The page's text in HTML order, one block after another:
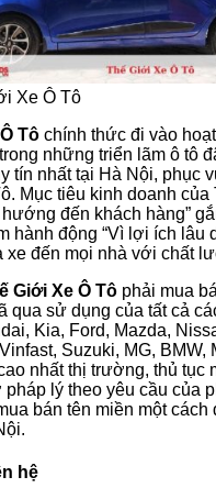
Xe Ô Tô
Tô chính thức đi vào
những triển lãm ô tô
tín nhất tại Hà Nội, phục
Mục tiêu kinh doanh của
hướng đến khách hàng”
hành động “Vì lợi ích lâu
xe đến mọi nhà với chất
Giới Xe Ô Tô phải mua
qua sử dụng của tất cả
Kia, Ford, Mazda,
Suzuki, MG,
nhất thị trường, thủ tục
pháp lý theo yêu cầu của
bán tên miền một cách
hệ